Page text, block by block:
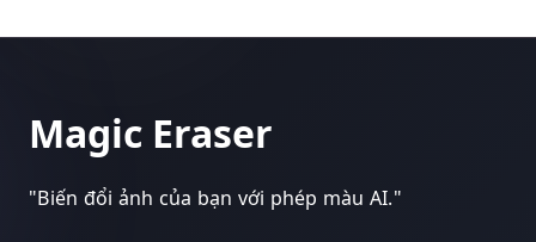
Magic Eraser
"Biến đổi ảnh của bạn với phép màu AI."